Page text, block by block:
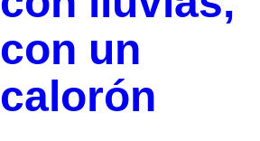
con un
calorón